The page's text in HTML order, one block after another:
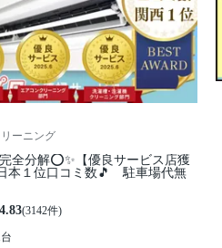
ーニング
全分解⭕✨【優良サービス店獲
本１位口コミ数🎵 駐車場代無
4.83(3142件)